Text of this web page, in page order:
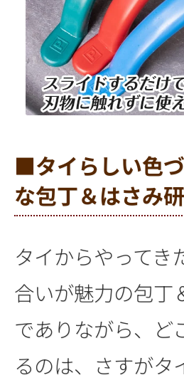
■タイらしい色
な包丁＆はさみ
タイからやってき
合いが魅力の包丁
でありながら、ど
るのは、さすがタ